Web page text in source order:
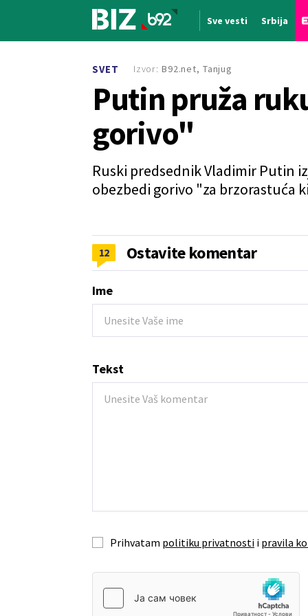
Sve vesti Srbija
SVET
Putin pruža
gorivo"
Ruski predsednik Vladimir Putin
obezbedi gorivo "za brzorastuća
Izvor: B92.net, Tanjug
12 Ostavite komentar
Ime
Tekst
Prihvatam politiku privatnosti i pravila